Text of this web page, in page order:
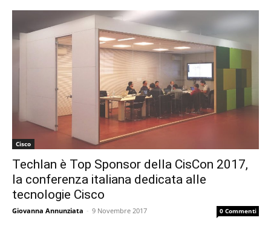
Cisco
Techlan è Top Sponsor della CisCon 2017,
la conferenza italiana dedicata alle
tecnologie Cisco
Giovanna Annunziata - 9 Novembre 2017 0 Commenti